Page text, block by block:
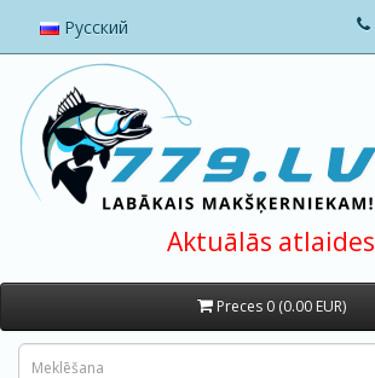
Русский
Aktuālās atlaides
Preces 0 (0.00 EUR)